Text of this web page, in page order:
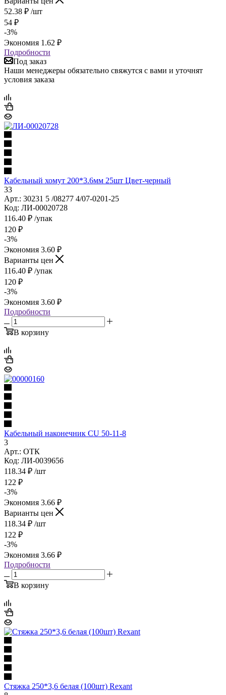
52.38 ₽ /шт
54 ₽
-3%
Экономия 1.62 ₽
Подробности
Под заказ
Наши менеджеры обязательно свяжутся с вами и уточнят
условия заказа
Кабельный хомут 200*3.6мм 25шт Цвет-черный
33
Арт.: 30231 5 /08277 4/07-0201-25
Код: ЛИ-00020728
116.40 ₽ /упак
120 ₽
-3%
Экономия 3.60 ₽
Варианты цен
116.40 ₽ /упак
120 ₽
-3%
Экономия 3.60 ₽
Подробности
В корзину
Кабельный наконечник CU 50-11-8
3
Арт.: ОТК
Код: ЛИ-0039656
118.34 ₽ /шт
122 ₽
-3%
Экономия 3.66 ₽
Варианты цен
118.34 ₽ /шт
122 ₽
-3%
Экономия 3.66 ₽
Подробности
В корзину
Стяжка 250*3,6 белая (100шт) Rexant